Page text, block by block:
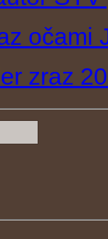
očami
zraz